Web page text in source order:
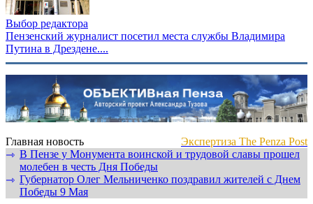
Выбор редактора
Пензенский журналист посетил места службы Владимира
Путина в Дрездене....
Главная новость
Экспертиза The Penza Post
⇾ В Пензе у Монумента воинской и трудовой славы прошел
молебен в честь Дня Победы
⇾ Губернатор Олег Мельниченко поздравил жителей с Днем
Победы 9 Мая